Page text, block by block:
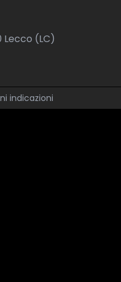
Lecco (LC)
indicazioni